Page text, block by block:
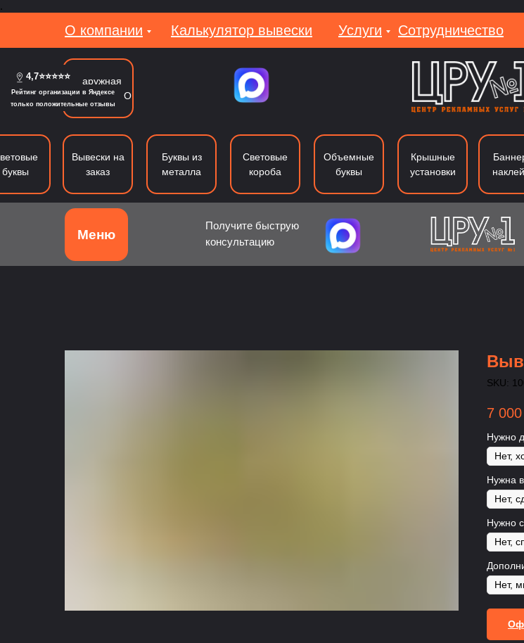
.
О компании Услуги Сотрудничество
Калькулятор вывески
Наружная
реклама в МО
Объемные буквы Буквы из металла Лайтбоксы
буквы
Вывески на
заказ
Буквы из
металла
Световые
короба
Объемные
буквы
Крышные
установки
Получите быструю
консультацию
Меню
SKU:
7 000
Нужно
Нужна
Нужно
4,7⭐⭐⭐⭐⭐
Рейтинг организации в Яндексе
только положительные отзывы